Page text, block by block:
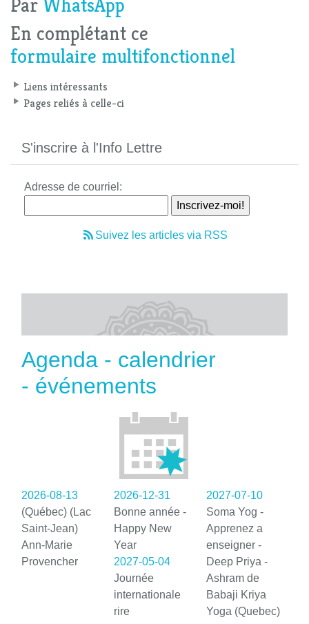
Par WhatsApp
En complétant ce
formulaire multifonctionnel
Liens intéressants
Pages reliés à celle-ci
S'inscrire à l'Info Lettre
Adresse de courriel:
Suivez les articles via RSS
Agenda - calendrier
- événements
2026-08-13
(Québec) (Lac
Saint-Jean)
Ann-Marie
Provencher
2026-12-31
Bonne année -
Happy New
Year
2027-05-04
Journée
internationale
rire
2027-07-10
Soma Yog -
Apprenez a
enseigner -
Deep Priya -
Ashram de
Babaji Kriya
Yoga (Quebec)